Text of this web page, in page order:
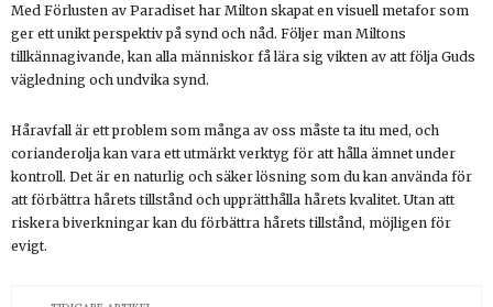
Med Förlusten av Paradiset har Milton skapat en visuell metafor som
ger ett unikt perspektiv på synd och nåd. Följer man Miltons
tillkännagivande, kan alla människor få lära sig vikten av att följa Guds
vägledning och undvika synd.
Håravfall är ett problem som många av oss måste ta itu med, och
corianderolja kan vara ett utmärkt verktyg för att hålla ämnet under
kontroll. Det är en naturlig och säker lösning som du kan använda för
att förbättra hårets tillstånd och upprätthålla hårets kvalitet. Utan att
riskera biverkningar kan du förbättra hårets tillstånd, möjligen för
evigt.